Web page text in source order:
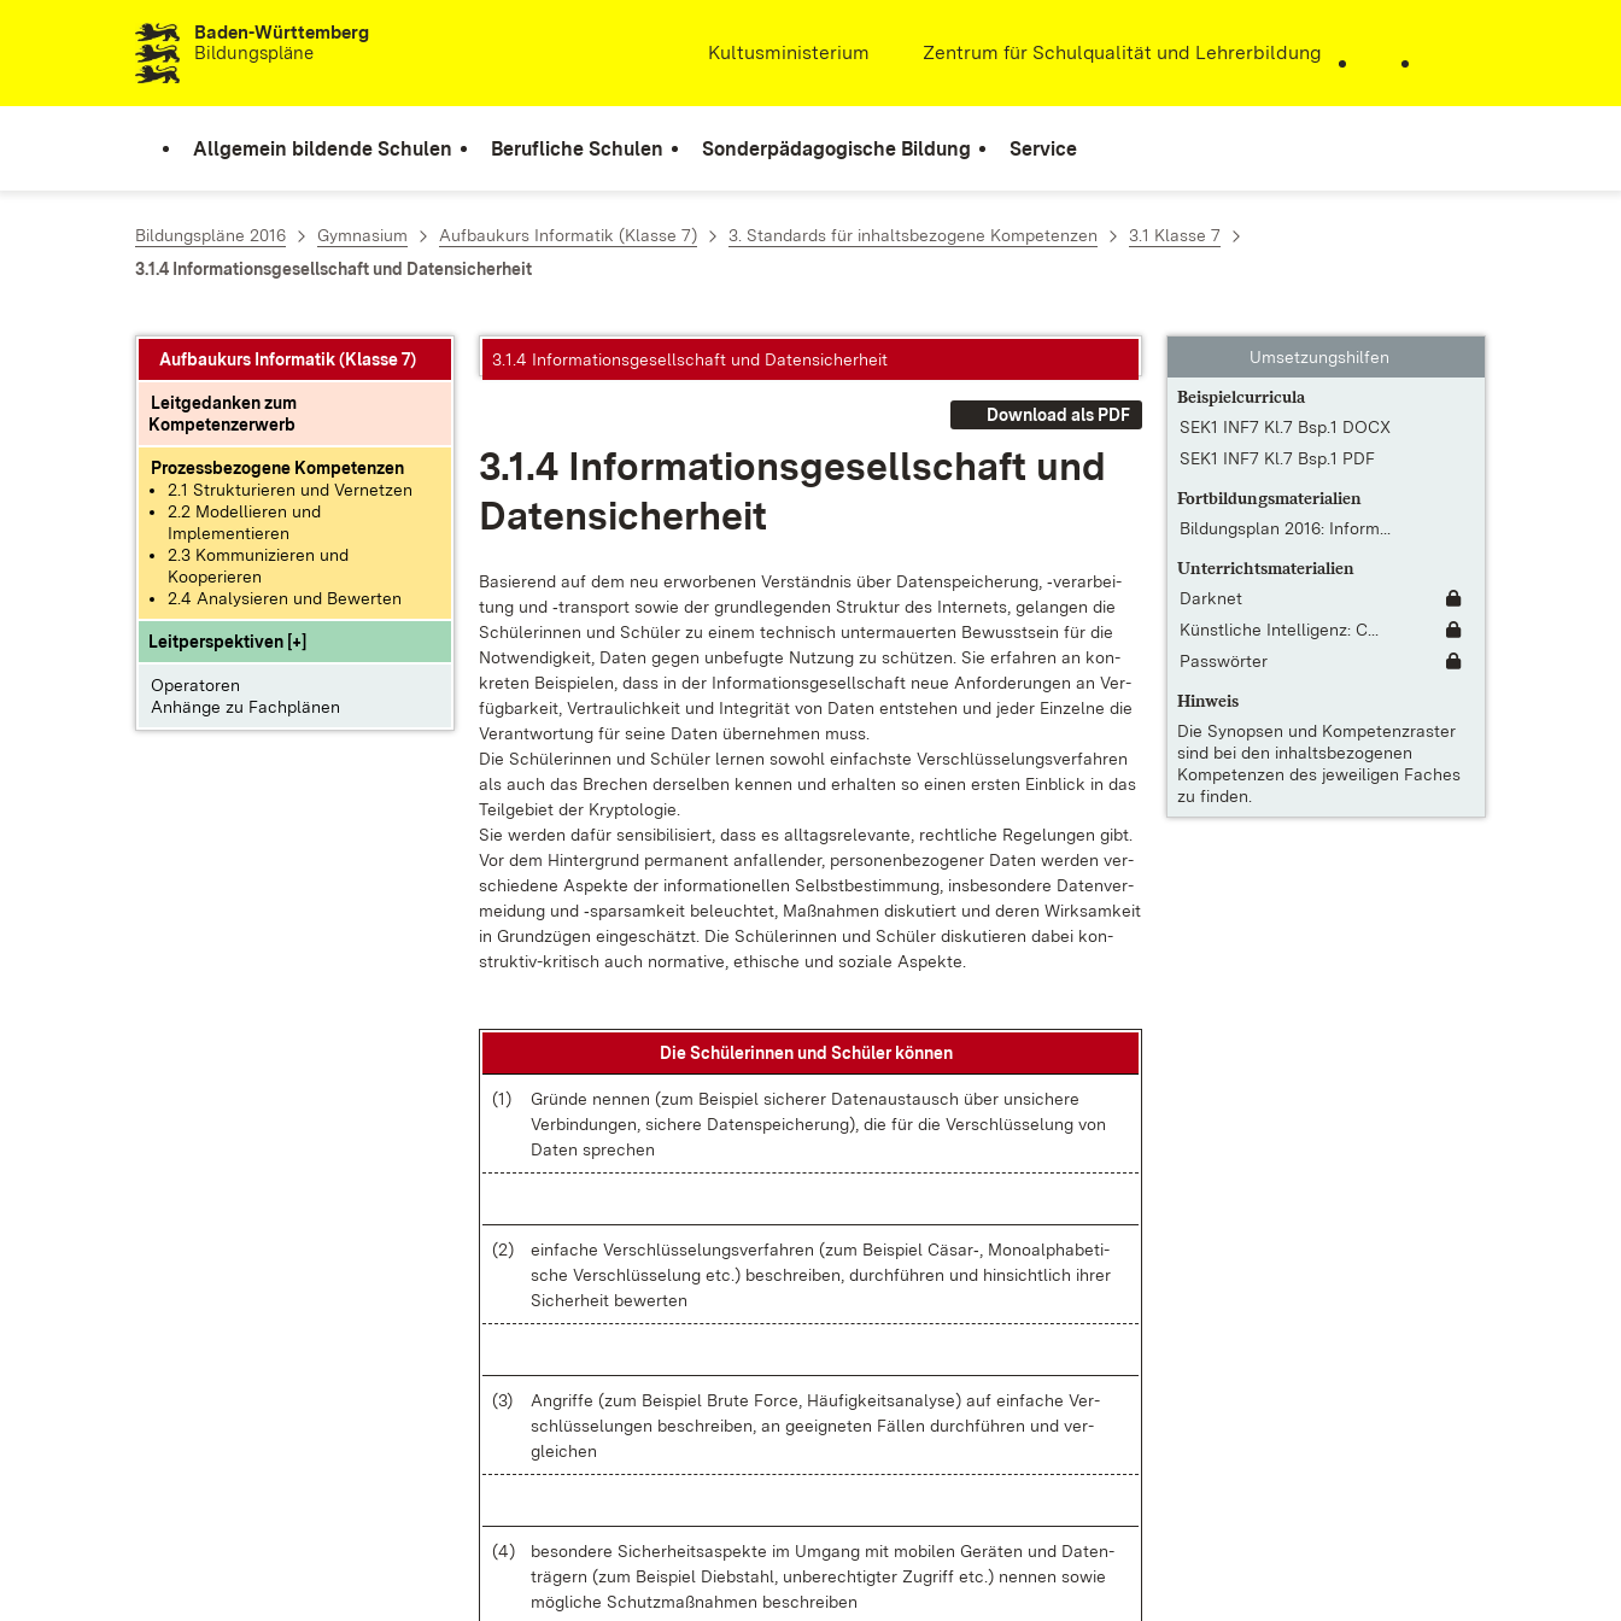
Zum Inhalt springenBaden-Württemberg
Bildungspläne
Extern:
Kultusministerium (Öffnet in neuem Fenster)
Extern:
Zentrum für Schulqualität und Lehrerbildung
Allgemein bildende Schulen Berufliche Schulen Sonderpädagogische Bildung Service
Bildungspläne 2016 Gymnasium Aufbaukurs Informatik (Klasse 7) 3. Standards für inhaltsbezogene Kompetenzen
3.1 Klasse 7
3.1.4 Informationsgesellschaft und Datensicherheit
Aufbaukurs Informatik (Klasse 7)
Leitgedanken zum
Kompetenzerwerb
Prozessbezogene Kompetenzen
2.1 Strukturieren und Vernetzen
2.2 Modellieren und
Implementieren
2.3 Kommunizieren und
Kooperieren
2.4 Analysieren und Bewerten
Leitperspektiven [+]
Operatoren
Anhänge zu Fachplänen
3.1.4 Informationsgesellschaft und Datensicherheit
Download als PDF
3.1.4 In­for­ma­ti­ons­ge­sell­schaft und
Da­ten­si­cher­heit
Ba­sie­rend auf dem neu er­wor­be­nen Ver­ständ­nis über Da­ten­spei­che­rung, ‑ver­ar­bei­
tung und ‑trans­port so­wie der grund­le­gen­den Struk­tur des In­ter­nets, ge­lan­gen die
Schü­le­rin­nen und Schü­ler zu ei­nem tech­nisch un­ter­mau­er­ten Be­wusst­sein für die
Not­wen­dig­keit, Da­ten ge­gen un­be­fug­te Nut­zung zu schüt­zen. Sie er­fah­ren an kon­
kre­ten Bei­spie­len, dass in der In­for­ma­ti­ons­ge­sell­schaft neue An­for­de­run­gen an Ver­
füg­bar­keit, Ver­trau­lich­keit und In­te­gri­tät von Da­ten ent­ste­hen und je­der Ein­zel­ne die
Ver­ant­wor­tung für sei­ne Da­ten über­neh­men muss.
Die Schü­le­rin­nen und Schü­ler ler­nen so­wohl ein­fachs­te Ver­schlüs­se­lungs­ver­fah­ren
als auch das Bre­chen der­sel­ben ken­nen und er­hal­ten so ei­nen ers­ten Ein­blick in das
Teil­ge­biet der Kryp­to­lo­gie.
Sie wer­den da­für sen­si­bi­li­siert, dass es all­tags­re­le­van­te, recht­li­che Re­ge­lun­gen gibt.
Vor dem Hin­ter­grund per­ma­nent an­fal­len­der, per­so­nen­be­zo­ge­ner Da­ten wer­den ver­
schie­de­ne As­pek­te der in­for­ma­tio­nel­len Selbst­be­stim­mung, ins­be­son­de­re Da­ten­ver­
mei­dung und ‑spar­sam­keit be­leuch­tet, Maß­nah­men dis­ku­tiert und de­ren Wirk­sam­keit
in Grund­zü­gen ein­ge­schätzt. Die Schü­le­rin­nen und Schü­ler dis­ku­tie­ren da­bei kon­
struk­ti­v-kri­tisch auch nor­ma­ti­ve, ethi­sche und so­zia­le As­pek­te.
Die Schü­le­rin­nen und Schü­ler kön­nen
(1)
Grün­de nen­nen (zum Bei­spiel si­che­rer Da­ten­aus­tausch über un­si­che­re
Ver­bin­dun­gen, si­che­re Da­ten­spei­che­rung), die für die Ver­schlüs­se­lung von
Da­ten spre­chen
(2)
ein­fa­che Ver­schlüs­se­lungs­ver­fah­ren (zum Bei­spiel Cä­sar‑, Mo­no­al­pha­be­ti­
sche Ver­schlüs­se­lung etc.) be­schrei­ben, durch­füh­ren und hin­sicht­lich ih­rer
Si­cher­heit be­wer­ten
(3)
An­grif­fe (zum Bei­spiel Bru­te Force, Häu­fig­keits­ana­ly­se) auf ein­fa­che Ver­
schlüs­se­lun­gen be­schrei­ben, an ge­eig­ne­ten Fäl­len durch­füh­ren und ver­
glei­chen
(4)
be­son­de­re Si­cher­heits­as­pek­te im Um­gang mit mo­bi­len Ge­rä­ten und Da­ten­
trä­gern (zum Bei­spiel Dieb­stahl, un­be­rech­tig­ter Zu­griff etc.) nen­nen so­wie
mög­li­che Schutz­maß­nah­men be­schrei­ben
Umsetzungshilfen
Beispielcurricula
SEK1 INF7 Kl.7 Bsp.1 DOCX
SEK1 INF7 Kl.7 Bsp.1 PDF
Fortbildungsmaterialien
Bildungsplan 2016: Inform...
Unterrichtsmaterialien
Darknet
Künstliche Intelligenz: C...
Passwörter
Hinweis
Die Synopsen und Kompetenzraster
sind bei den inhaltsbezogenen
Kompetenzen des jeweiligen Faches
zu finden.